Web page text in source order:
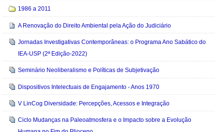
1986 a 2011
A Renovação do Direito Ambiental pela Ação do Judiciário
Jornadas Investigativas Contemporâneas: o Programa Ano Sabático do
IEA-USP (2ª Edição-2022)
Seminário Neoliberalismo e Políticas de Subjetivação
Dispositivos Intelectuais de Engajamento - Anos 1970
V LinCog Diversidade: Percepções, Acessos e Integração
Ciclo Mudanças na Paleoatmosfera e o Impacto sobre a Evolução